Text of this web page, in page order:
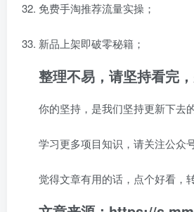
免费手淘推荐流量实操；
新品上架即破零秘籍；
整理不易，请坚持看完
你的坚持，是我们坚持更新下去
学习更多项目知识，请关注公众
觉得文章有用的话，点个好看，